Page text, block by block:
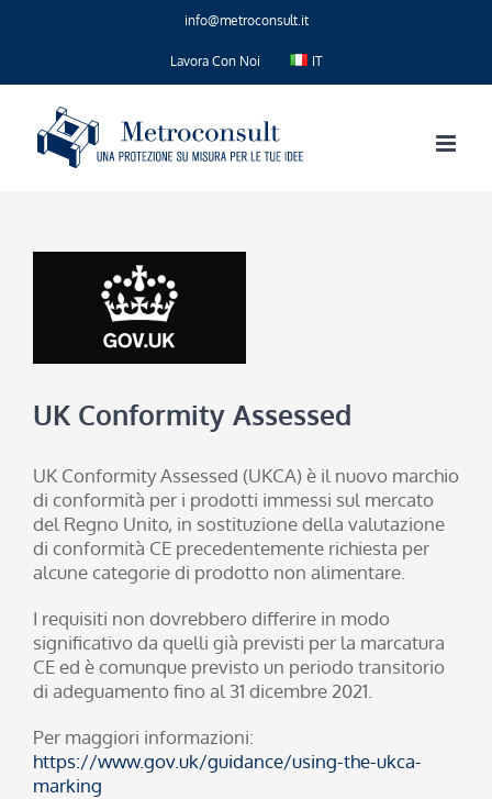
info@metroconsult.it
Lavora Con Noi IT
UK Conformity Assessed
UK Conformity Assessed (UKCA) è il nuovo marchio
di conformità per i prodotti immessi sul mercato
del Regno Unito, in sostituzione della valutazione
di conformità CE precedentemente richiesta per
alcune categorie di prodotto non alimentare.
I requisiti non dovrebbero differire in modo
significativo da quelli già previsti per la marcatura
CE ed è comunque previsto un periodo transitorio
di adeguamento fino al 31 dicembre 2021.
Per maggiori informazioni:
https://www.gov.uk/guidance/using-the-ukca-
marking